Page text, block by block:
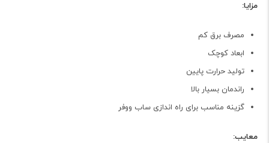
مزایا:
مصرف برق کم
ابعاد کوچک
تولید حرارت پایین
راندمان بسیار بالا
گزینه مناسب برای راه اندازی ساب ووفر
معایب: